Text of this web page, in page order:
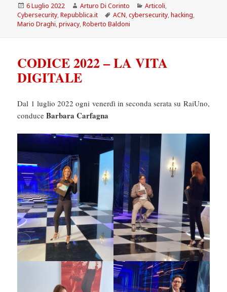
Scritto
il
6 Luglio 2022 Autore
Arturo Di Corinto Categorie
Articoli,
Cybersecurity,Repubblica.it Tag
ACN,cybersecurity,hacking,
Mario Draghi,privacy,Roberto Baldoni
CODICE 2022 – LA VITA
DIGITALE
Dal 1 luglio 2022 ogni venerdì in seconda serata su RaiUno,
conduceBarbara Carfagna